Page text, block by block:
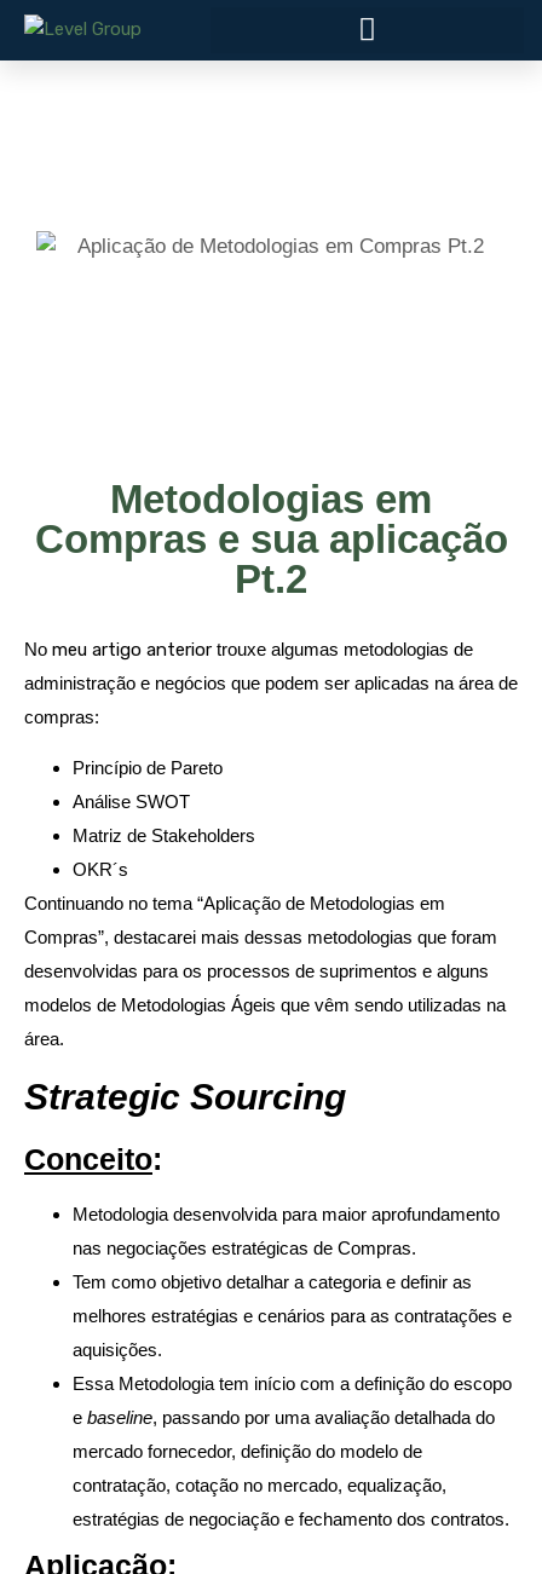
Metodologias em
Compras e sua aplicação
Pt.2
No meu artigo anterior trouxe algumas metodologias de
administração e negócios que podem ser aplicadas na área de
compras:
Princípio de Pareto
Análise SWOT
Matriz de Stakeholders
OKR´s
Continuando no tema “Aplicação de Metodologias em
Compras”, destacarei mais dessas metodologias que foram
desenvolvidas para os processos de suprimentos e alguns
modelos de Metodologias Ágeis que vêm sendo utilizadas na
área.
Strategic Sourcing
Conceito:
Metodologia desenvolvida para maior aprofundamento
nas negociações estratégicas de Compras.
Tem como objetivo detalhar a categoria e definir as
melhores estratégias e cenários para as contratações e
aquisições.
Essa Metodologia tem início com a definição do escopo
e baseline, passando por uma avaliação detalhada do
mercado fornecedor, definição do modelo de
contratação, cotação no mercado, equalização,
estratégias de negociação e fechamento dos contratos.
Aplicação: